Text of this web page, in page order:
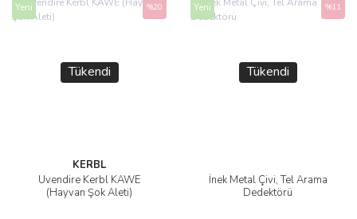
Yeni
Tükendi
KERBL
Üvendire Kerbl KAWE
(Hayvan Şok Aleti)
%20 Yeni
Tükendi
İnek Metal Çivi, Tel Arama
Dedektörü
%11